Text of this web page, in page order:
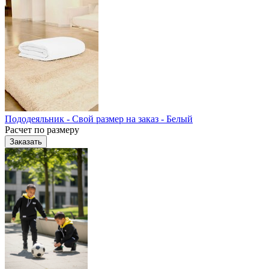
Пододеяльник - Свой размер на заказ - Белый
Расчет по размеру
Заказать